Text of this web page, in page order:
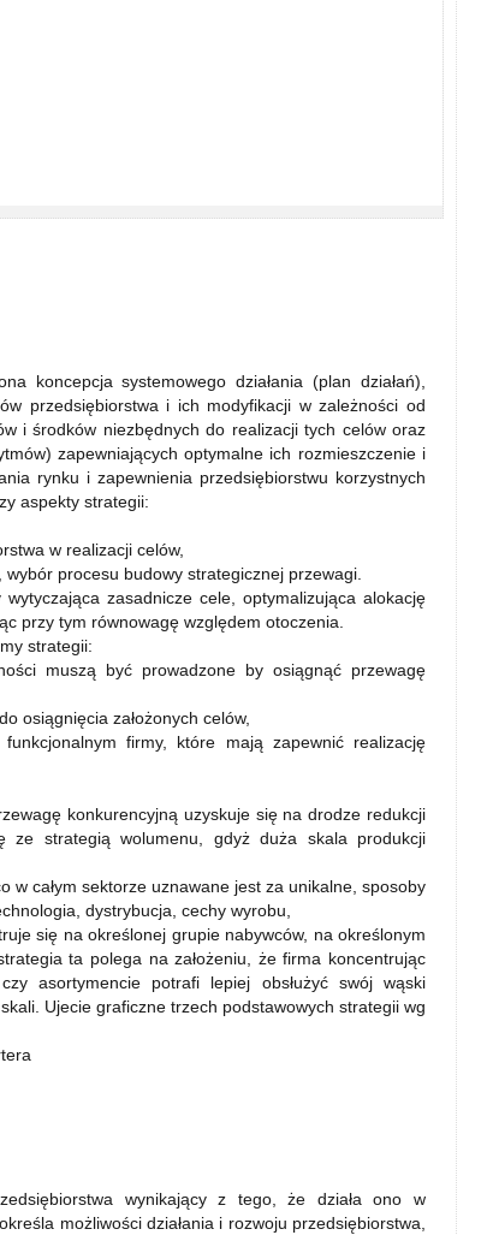
koncepcja systemowego działania (plan działań),
przedsiębiorstwa i ich modyfikacji w zależności od
i środków niezbędnych do realizacji tych celów oraz
zapewniających optymalne ich rozmieszczenie i
rynku i zapewnienia przedsiębiorstwu korzystnych
aspekty strategii:
w realizacji celów,
procesu budowy strategicznej przewagi.
zasadnicze cele, optymalizująca alokację
przy tym równowagę względem otoczenia.
strategii:
muszą być prowadzone by osiągnąć przewagę
osiągnięcia założonych celów,
firmy, które mają zapewnić realizację
konkurencyjną uzyskuje się na drodze redukcji
ze strategią wolumenu, gdyż duża skala produkcji
w całym sektorze uznawane jest za unikalne, sposoby
dystrybucja, cechy wyrobu,
się na określonej grupie nabywców, na określonym
ta polega na założeniu, że firma koncentrując
asortymencie potrafi lepiej obsłużyć swój wąski
Ujecie graficzne trzech podstawowych strategii wg
wynikający z tego, że działa ono w
możliwości działania i rozwoju przedsiębiorstwa,